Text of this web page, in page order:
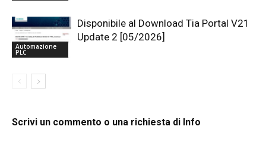
Automazione
PLC
Disponibile al Download Tia Portal V21
Update 2 [05/2026]
Scrivi un commento o una richiesta di Info